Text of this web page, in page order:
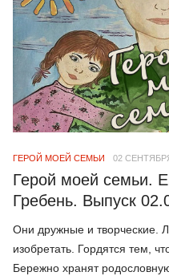
ГЕРОЙ МОЕЙ СЕМЬИ 02
Герой моей семьи.
Гребень. Выпуск
Они дружные и творческие.
изобретать. Гордятся тем,
Бережно хранят